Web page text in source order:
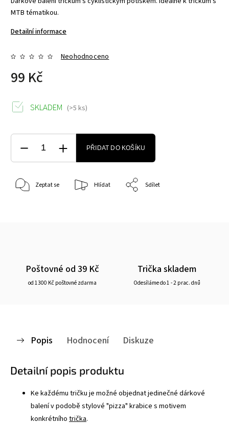
MTB tématikou.
Detailní informace
Neohodnoceno
99 Kč
SKLADEM (>5 ks)
PŘIDAT DO KOŠÍKU
Zeptat se Hlídat Sdílet
Poštovné od 39 Kč
od 1300 Kč poštovné zdarma
Trička skladem
Odesíláme do 1 - 2 prac. dnů
Popis Hodnocení Diskuze
Detailní popis produktu
Ke každému tričku je možné objednat jedinečné dárkové
balení v podobě stylové "pizza" krabice s motivem
konkrétního trička.